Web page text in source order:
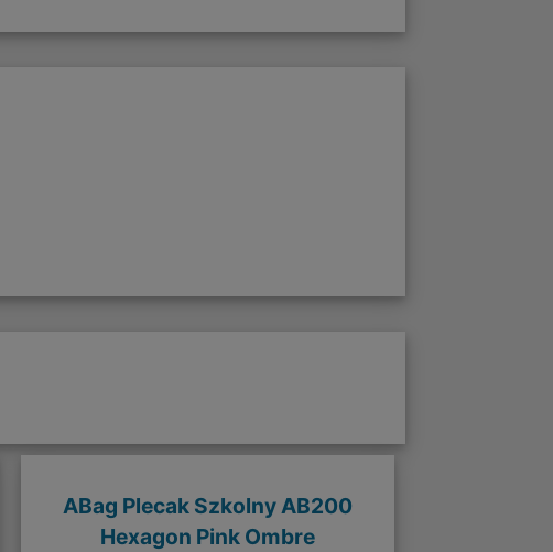
ABag Plecak Szkolny AB200
Hexagon Pink Ombre